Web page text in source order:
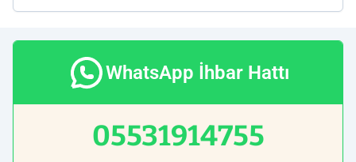
WhatsApp İhbar Hattı
05531914755